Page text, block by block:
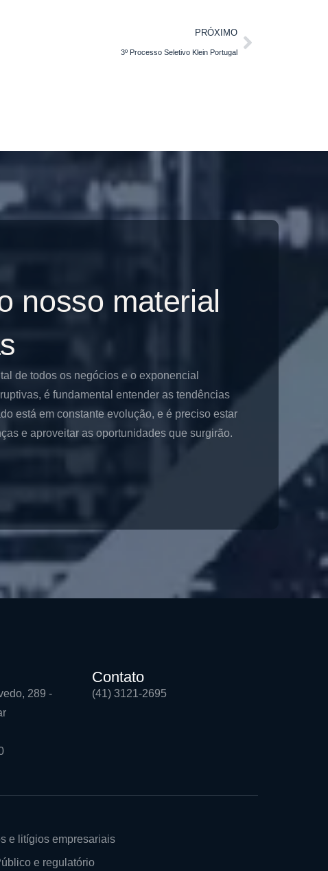
PRÓXIMO
3º Processo Seletivo Klein Portugal
nosso material
de todos os negócios e o exponencial
é fundamental entender as tendências
está em constante evolução, e é preciso estar
e aproveitar as oportunidades que surgirão.
289 -
Contato
(41) 3121-2695
e litígios empresariais
e regulatório